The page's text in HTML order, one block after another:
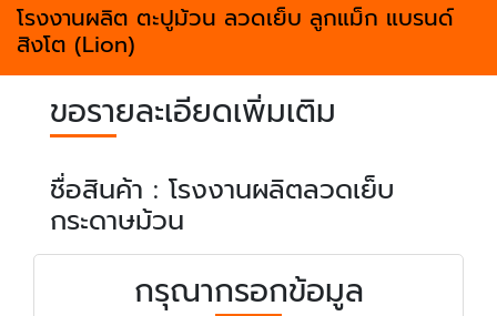
โรงงานผลิต ตะปูม้วน ลวดเย็บ ลูกแม็ก แบรนด์
สิงโต (Lion)
ขอรายละเอียดเพิ่มเติม
ชื่อสินค้า : โรงงานผลิตลวดเย็บ
กระดาษม้วน
กรุณากรอกข้อมูล